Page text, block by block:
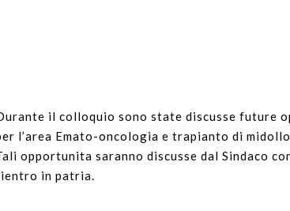
il colloquio sono state discusse future
l’area Emato-oncologia e trapianto di
opportunita saranno discusse dal Sindaco
in patria.